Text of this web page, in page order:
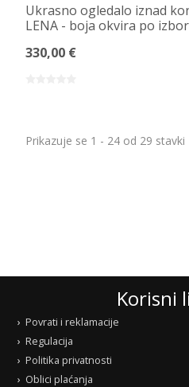
Ukrasno ogledalo iznad
LENA - boja okvira po
330,00 €
Prikazuje se 1 - 24 od 29 stavki
Korisni
Povrati i reklamacije
Regulacija
Politika privatnosti
Oblici plaćanja